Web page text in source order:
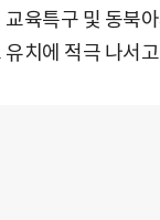
교육특구 및 동북
유치에 적극 나서